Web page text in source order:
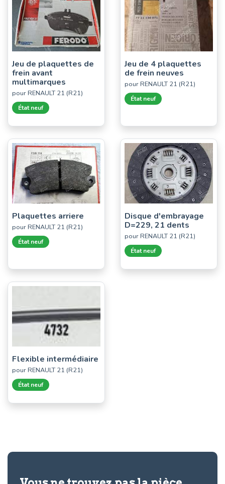
Jeu de plaquettes de
frein avant
multimarques
pour RENAULT 21 (R21)
État neuf
Jeu de 4 plaquettes
de frein neuves
pour RENAULT 21 (R21)
État neuf
Plaquettes arriere
pour RENAULT 21 (R21)
État neuf
Disque d'embrayage
D=229, 21 dents
pour RENAULT 21 (R21)
État neuf
Flexible intermédiaire
pour RENAULT 21 (R21)
État neuf